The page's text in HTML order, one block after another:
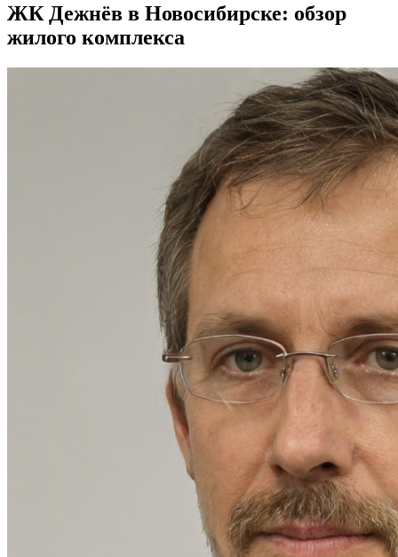
ЖК Дежнёв в Новосибирске: обзор
жилого комплекса